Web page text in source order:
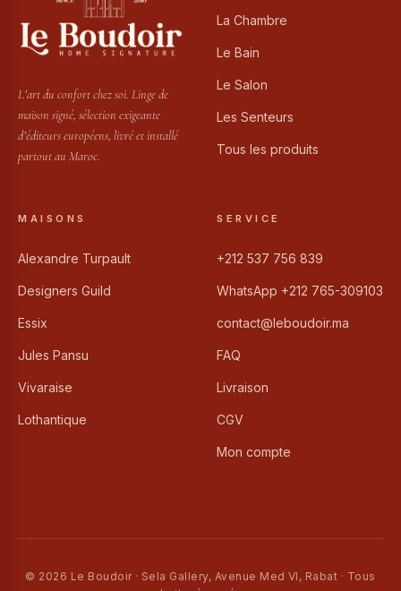
L’art du confort chez soi. Linge de
maison signé, sélection exigeante
d’éditeurs européens, livré et installé
partout au Maroc.
La Chambre
Le Bain
Le Salon
Les Senteurs
Tous les produits
MAISONS
Alexandre Turpault
Designers Guild
Essix
Jules Pansu
Vivaraise
Lothantique
SERVICE
+212 537 756 839
WhatsApp +212 765-309103
contact@leboudoir.ma
FAQ
Livraison
CGV
Mon compte
© 2026 Le Boudoir · Sela Gallery, Avenue Med VI, Rabat · Tous